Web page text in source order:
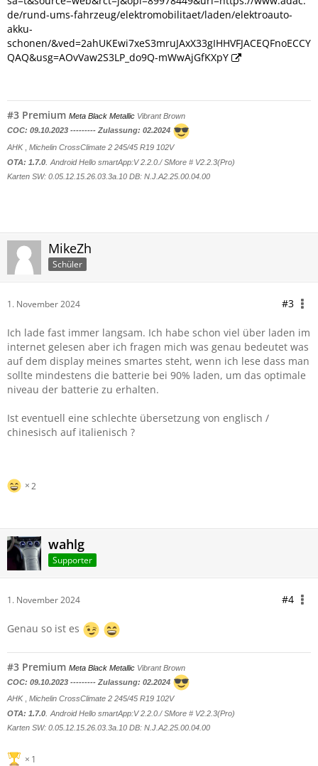
de/rund-ums-fahrzeug/elektromobilitaet/laden/elektroauto-
akku-
schonen/&ved=2ahUKEwi7xeS3mruJAxX33gIHHVFJACEQFnoECCY
QAQ&usg=AOvVaw2S3LP_do9Q-mWwAjGfKXpY
#3 Premium Meta Black Metallic Vibrant Brown
COC: 09.10.2023 --------- Zulassung: 02.2024
AHK, Michelin CrossClimate 2 245/45 R19 102V
OTA: 1.7.0 Android Hello smartApp:V 2.2.0./ SMore # V2.2.3(Pro)
Karten SW: 0.05.12.15.26.03.3a.10 DB: N.J.A2.25.00. 04.00
MikeZh
Schüler
1. November 2024 #3
Ich lade fast immer langsam. Ich habe schon viel über laden im
internet gelesen aber ich fragen mich was genau bedeutet was
auf dem display meines smartes steht, wenn ich lese dass man
sollte mindestens die batterie bei 90% laden, um das optimale
niveau der batterie zu erhalten.
Ist eventuell eine schlechte übersetzung von englisch /
chinesisch auf italienisch ?
2
wahlg
Supporter
1. November 2024 #4
Genau so ist es
#3 Premium Meta Black Metallic Vibrant Brown
COC: 09.10.2023 --------- Zulassung: 02.2024
AHK, Michelin CrossClimate 2 245/45 R19 102V
OTA: 1.7.0. Android Hello smartApp:V 2.2.0./ SMore # V2.2.3(Pro)
Karten SW: 0.05.12.15.26.03.3a.10 DB: N.J.A2.25.00. 04.00
1